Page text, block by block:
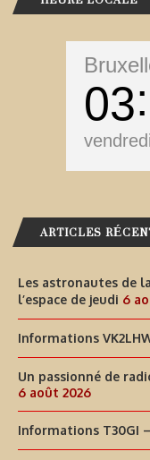
03
ARTICLES
Les astronautes de
l’espace de jeudi 6
Informations
Un passionné de
6 août 2026
Informations T30GI